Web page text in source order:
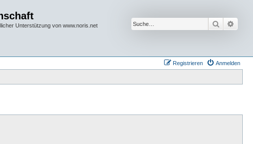
Unterstützung von www.noris.net Suche
Anmelden
Registrieren